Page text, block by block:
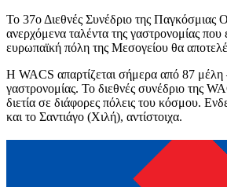
Το 37ο Διεθνές Συνέδριο της Παγκόσμιας
ανερχόμενα ταλέντα της γαστρονομίας
ευρωπαϊκή πόλη της Μεσογείου θα
Η WACS απαρτίζεται σήμερα από 87 μέλη
γαστρονομίας. Το διεθνές συνέδριο της
διετία σε διάφορες πόλεις του κόσμου.
και το Σαντιάγο (Χιλή), αντίστοιχα.